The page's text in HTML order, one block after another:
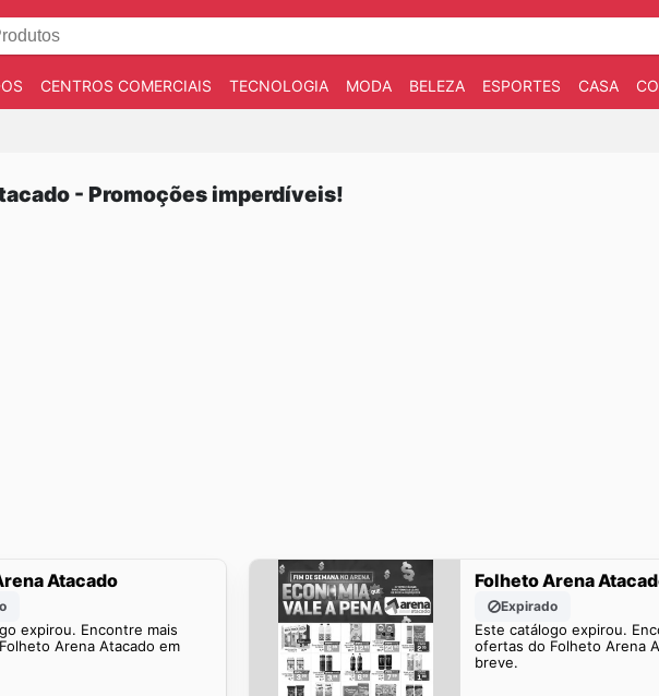
CENTROS COMERCIAIS TECNOLOGIA MODA BELEZA ESPORTES CASA
- Promoções imperdíveis!
Atacado
expirou. Encontre mais
Arena Atacado em
Folheto Arena
Expirado
Este catálogo expirou.
ofertas do Folheto Arena
breve.